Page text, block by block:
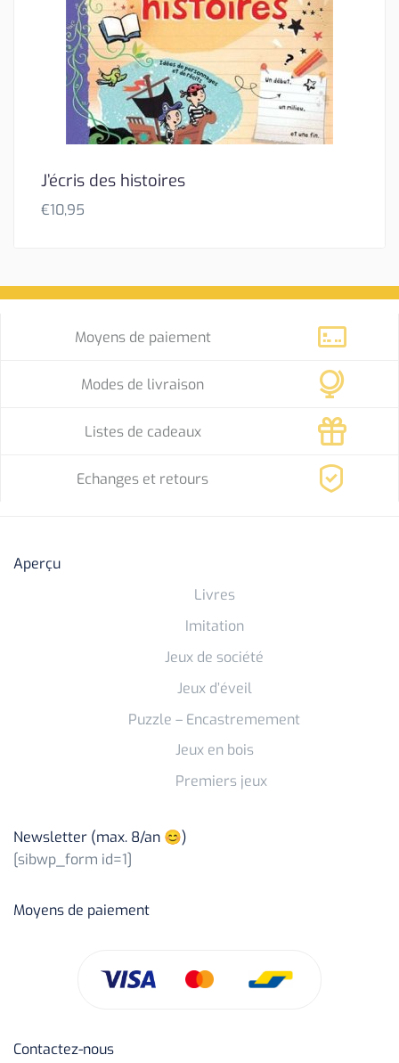
J’écris des histoires
€10,95
Moyens de paiement
Modes de livraison
Listes de cadeaux
Echanges et retours
Aperçu
Livres
Imitation
Jeux de société
Jeux d’éveil
Puzzle – Encastremement
Jeux en bois
Premiers jeux
Newsletter (max. 8/an 😊)
[sibwp_form id=1]
Moyens de paiement
Contactez-nous